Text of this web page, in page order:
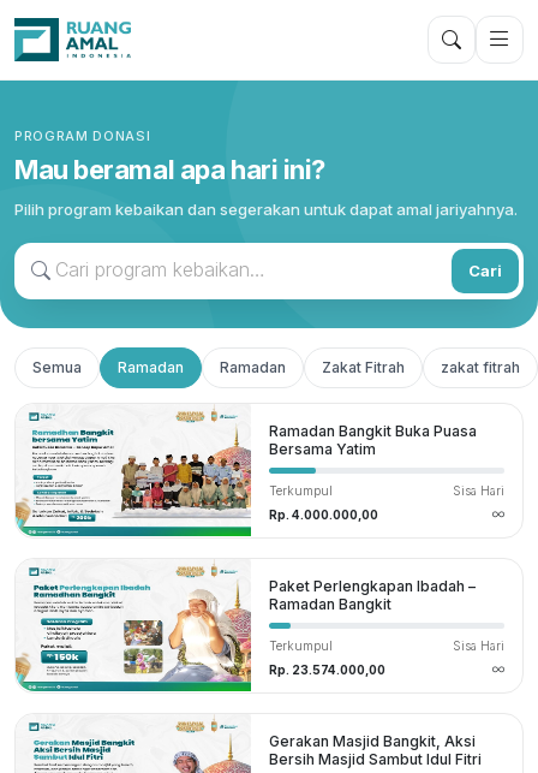
PROGRAM DONASI
Mau beramal apa hari ini?
Pilih program kebaikan dan segerakan untuk dapat amal jariyahnya.
Cari
Semua Ramadan Ramadan Zakat Fitrah zakat fitrah
Ramadan Bangkit Buka Puasa
Bersama Yatim
Terkumpul
Rp. 4.000.000,00
Sisa Hari
Paket Perlengkapan Ibadah –
Ramadan Bangkit
Terkumpul
Rp. 23.574.000,00
Sisa Hari
Gerakan Masjid Bangkit, Aksi
Bersih Masjid Sambut Idul Fitri